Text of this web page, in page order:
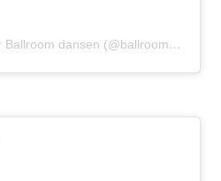
Een bericht gedeeld door Ballroom dansen (@ballroomdansen)